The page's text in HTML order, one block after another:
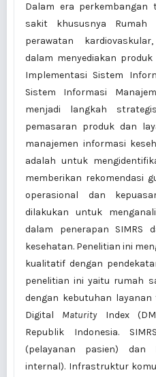
Dalam era perkembangan
sakit khususnya
perawatan
dalam menyediakan
Implementasi Sistem
Sistem Informasi
menjadi langkah
pemasaran produk dan
manajemen informasi
adalah untuk
memberikan rekomendasi
operasional dan
dilakukan untuk
dalam penerapan SIMRS
kesehatan. Penelitian ini
kualitatif dengan
penelitian ini yaitu rumah
dengan kebutuhan layanan
Digital MaturityIndex
Republik Indonesia.
(pelayanan pasien) dan
internal). Infrastruktur